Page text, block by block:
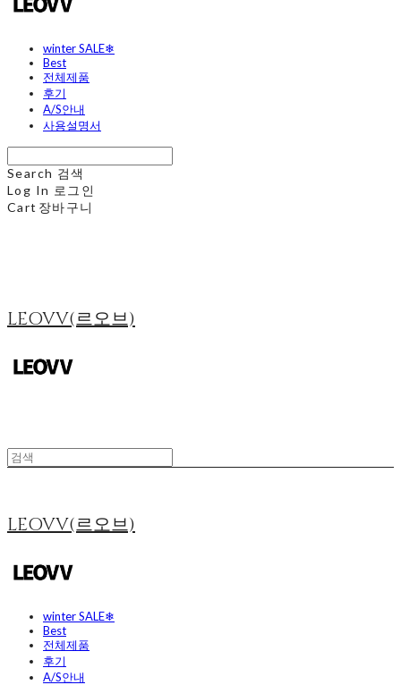
winter SALE❄
Best
전체제품
후기
A/S안내
사용설명서
Search 검색
Log In 로그인
Cart 장바구니
LEOVV(르오브)
LEOVV(르오브)
winter SALE❄
Best
전체제품
후기
A/S안내